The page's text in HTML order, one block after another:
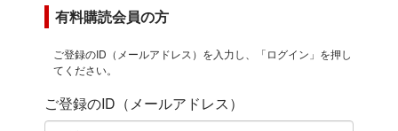
有料購読会員の方
ご登録のID（メールアドレス）を入力し、「ログイン」を押し
てください。
ご登録のID（メールアドレス）